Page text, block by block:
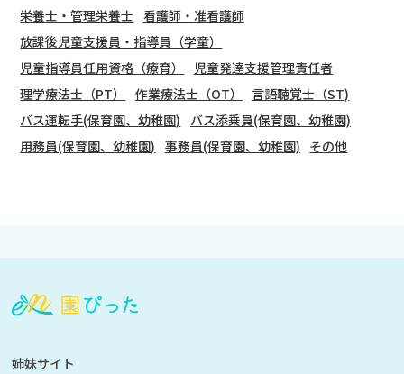
栄養士・管理栄養士 看護師・准看護師
放課後児童支援員・指導員（学童）
児童指導員任用資格（療育）
児童発達支援管理責任者
理学療法士（PT）
作業療法士（OT）
言語聴覚士（ST)
バス運転手(保育園、幼稚園)
バス添乗員(保育園、幼稚園)
用務員(保育園、幼稚園) 事務員(保育園、幼稚園) その他
登
姉妹サイト